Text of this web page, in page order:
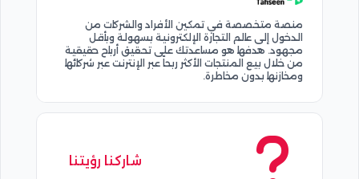
منصة متخصصة في تمكين الأفراد والشركات من
الدخول إلى عالم التجارة الإلكترونية بسهولة وبأقل
مجهود. هدفها هو مساعدتك على تحقيق أرباح حقيقية
من خلال بيع المنتجات الأكثر ربحاً عبر الإنترنت عبر شركائها
ومخازنها بدون مخاطرة.
شاركنا رؤيتنا